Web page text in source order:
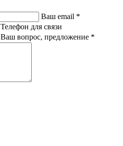
Ваш email *
Телефон для связи
Ваш вопрос, предложение *